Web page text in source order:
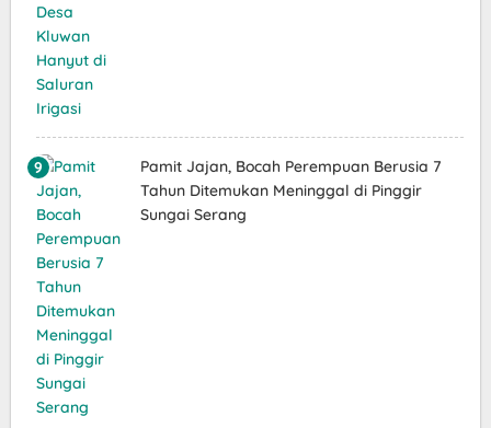
Pamit Jajan, Bocah Perempuan Berusia 7
Tahun Ditemukan Meninggal di Pinggir
Sungai Serang